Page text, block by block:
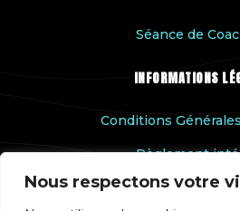
Nous respectons votre
Séance de
INFORMATIONS
Conditions
Règlement
Accessibilité